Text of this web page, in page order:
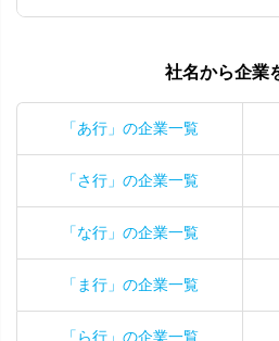
社名から企業
「あ行」の企業一覧
「さ行」の企業一覧
「な行」の企業一覧
「ま行」の企業一覧
「ら行」の企業一覧